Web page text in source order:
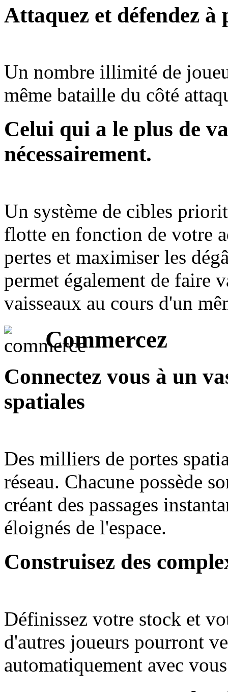
Attaquez et défendez à
Un nombre illimité de
même bataille du côté
Celui qui a le plus de
nécessairement.
Un système de cibles
flotte en fonction de votre
pertes et maximiser les
permet également de faire
vaisseaux au cours d'un
Commercez
Connectez vous à un
spatiales
Des milliers de portes
réseau. Chacune possède
créant des passages
éloignés de l'espace.
Construisez des
Définissez votre stock et
d'autres joueurs pourront
automatiquement avec